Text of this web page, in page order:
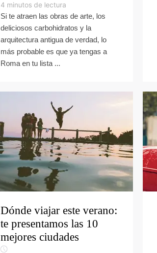
4 minutos de lectura
Si te atraen las obras de arte, los
deliciosos carbohidratos y la
arquitectura antigua de verdad, lo
más probable es que ya tengas a
Roma en tu lista ...
Dónde viajar este verano:
te presentamos las 10
mejores ciudades